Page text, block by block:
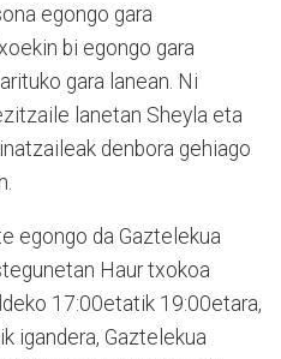
egongo gara
bi egongo gara
gara lanean. Ni
lanetan Sheyla eta
denbora gehiago
egongo da Gaztelekua
Haur txokoa
17:00etatik 19:00etara,
igandera, Gaztelekua